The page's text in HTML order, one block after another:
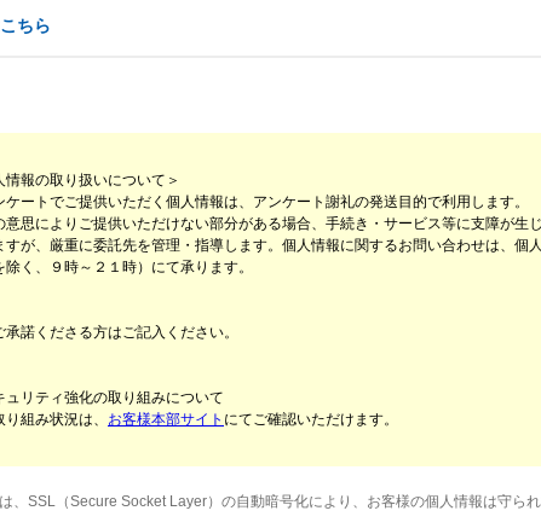
ちら
500円分 抽選で100名様
発表】
は、発送をもって代えさせていただきます。抽選結果のお問い合わせ
から約1か月後を目途にベネッセより発送させていただきます。
い事情により、お届けが遅れる場合がございます。あらかじめご了承
情報の取り扱いについて＞
ケートでご提供いただく個人情報は、アンケート謝礼の発送目的で利用します。
意思によりご提供いただけない部分がある場合、手続き・サービス等に支障が
すが、厳重に委託先を管理・指導します。個人情報に関するお問い合わせは、
除く、９時～２１時）にて承ります。
承諾くださる方はご記入ください。
ュリティ強化の取り組みについて
組み状況は、 お客様本部サイト にてご確認いただけます。
、SSL（Secure Socket Layer）の自動暗号化により、お客様の個人情報は守られ